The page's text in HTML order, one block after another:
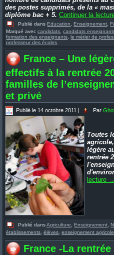
des postes supprimés, de la «
diplôme bac + 5. Continuer la
Publié dans Education Enseignement
Marqué avec candidats,candidats
formation des enseignants, le métier de
professeur des écoles
France – Une
effectifs à la rentrée
familles de
et privé
Publié le 14 octobre 2011 Par
Toutes
légère
rentrée
lecture →
Publié dans Agriculture Enseignement
établissements,élèves,enseignement agricole
France -La